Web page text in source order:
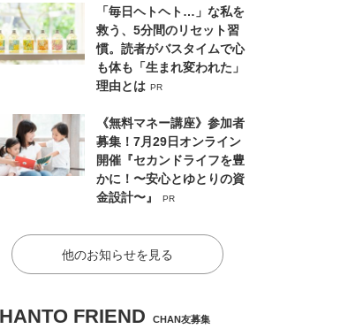
「毎日ヘトヘト…」な私を
救う、5分間のリセット習
慣。読者がバスタイムで心
も体も「生まれ変われた」
理由とは PR
《無料マネー講座》参加者
募集！7月29日オンライン
開催『セカンドライフを豊
かに！〜安心とゆとりの資
金設計〜』
PR
他のお知らせを見る
FRIEND CHAN友募集